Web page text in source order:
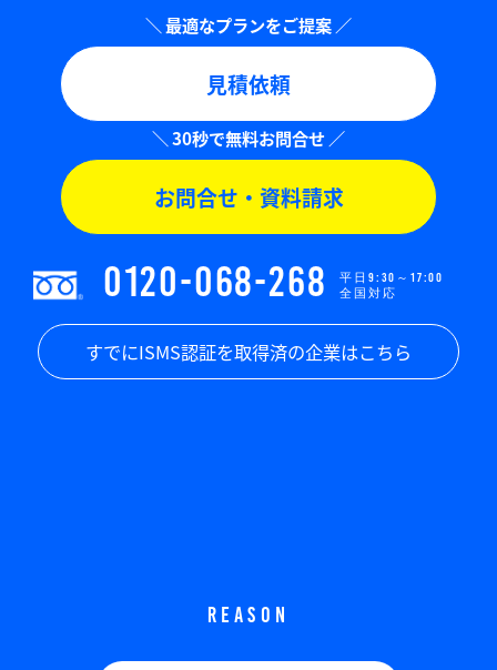
見積依頼
お問合せ・資料請求
0120-068-268
平日9:30～17:00
全国対応
すでにISMS認証を取得済の企業はこちら
REASON